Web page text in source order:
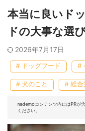
本当に良いド
ドの大事な選
2026年7月17日
# ドッグフード #
# 犬のこと # 総合
nademoコンテンツ内にはPRが
ください。